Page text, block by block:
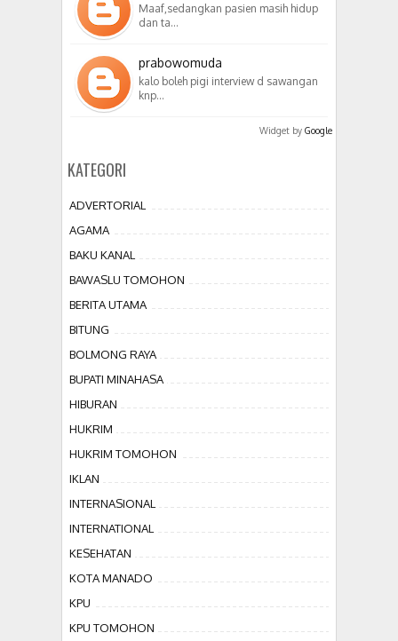
Maaf,sedangkan pasien masih hidup
dan ta…
prabowomuda
kalo boleh pigi interview d sawangan
knp…
Widget by Google
KATEGORI
ADVERTORIAL
AGAMA
BAKU KANAL
BAWASLU TOMOHON
BERITA UTAMA
BITUNG
BOLMONG RAYA
BUPATI MINAHASA
HIBURAN
HUKRIM
HUKRIM TOMOHON
IKLAN
INTERNASIONAL
INTERNATIONAL
KESEHATAN
KOTA MANADO
KPU
KPU TOMOHON